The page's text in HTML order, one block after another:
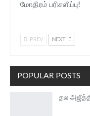
மோதிரம் பரிசளிப்பு!
PREV NEXT
POPULAR POSTS
தல